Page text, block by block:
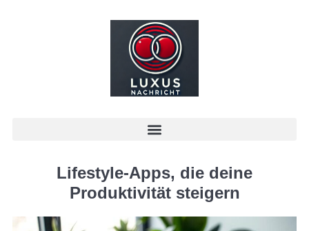
Lifestyle-Apps, die deine
Produktivität steigern